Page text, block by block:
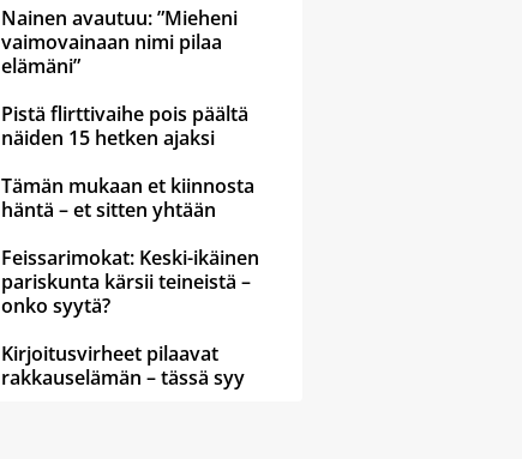
Nainen avautuu: ”Mieheni
vaimovainaan nimi pilaa
elämäni”
Pistä flirttivaihe pois päältä
näiden 15 hetken ajaksi
Tämän mukaan et kiinnosta
häntä – et sitten yhtään
Feissarimokat: Keski-ikäinen
pariskunta kärsii teineistä –
onko syytä?
Kirjoitusvirheet pilaavat
rakkauselämän – tässä syy